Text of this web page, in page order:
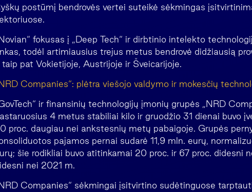
postūmį bendrovės vertei suteikė sėkmingas
fokusas į „Deep Tech“ ir dirbtinio intelekto
todėl artimiausius trejus metus bendrovė didžiausią
taip pat Vokietijoje, Austrijoje ir Šveicarijoje.
Companies“: plėtra viešojo valdymo ir mokesčių
ir finansinių technologijų įmonių grupės „NRD
4 metus stabiliai kilo ir gruodžio 31 dienai buvo
proc. daugiau nei ankstesnių metų pabaigoje. Grupės
pajamos pernai sudarė 11,9 mln. eurų,
šie rodikliai buvo atitinkamai 20 proc. ir 67 proc. didesni
nei 2021 m.
Companies“ sėkmingai įsitvirtino sudėtinguose